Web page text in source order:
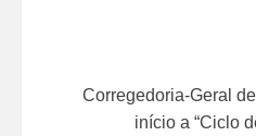
Corregedoria-Geral
início a “Ciclo